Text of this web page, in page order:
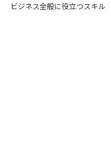
ビジネス全般に役立つスキル